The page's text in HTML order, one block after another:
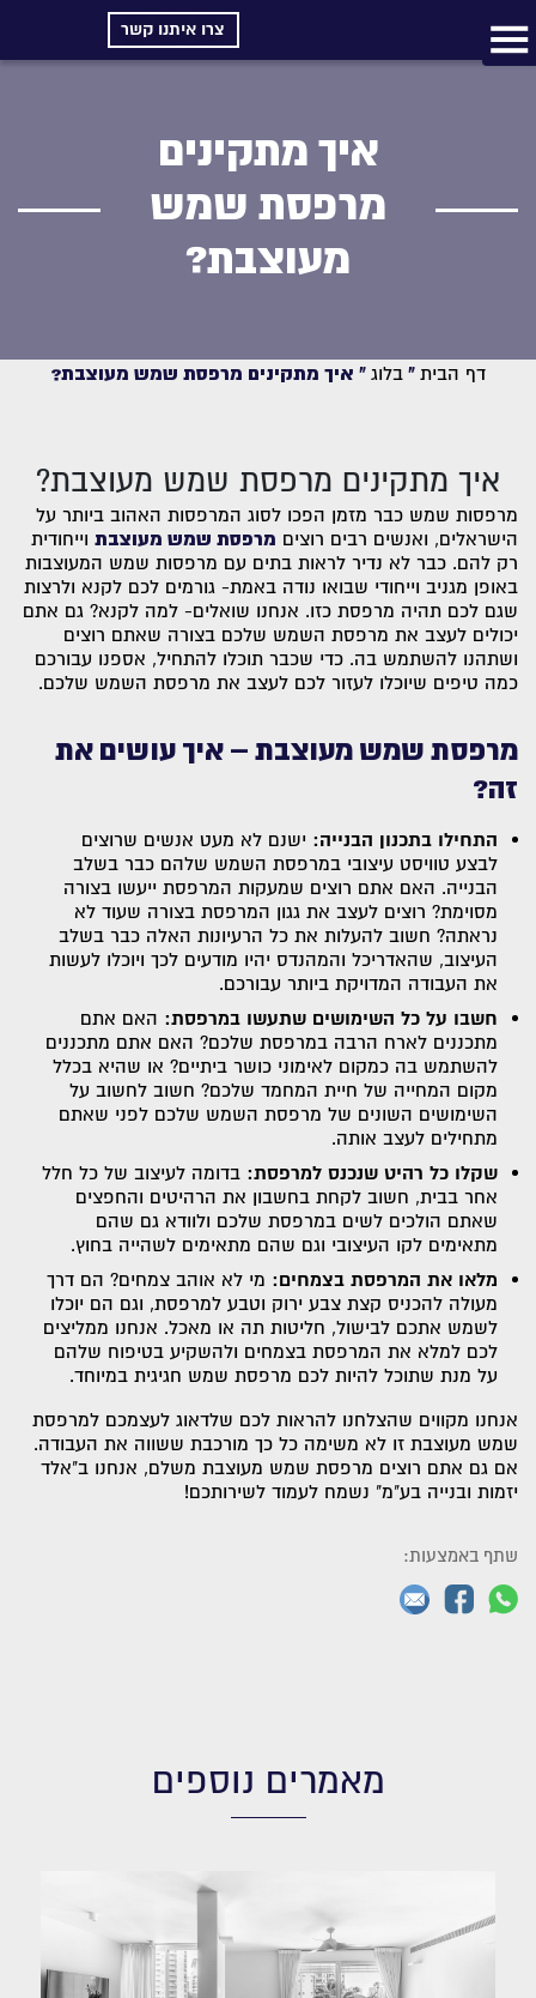
צרו איתנו קשר
איך מתקינים
מרפסת שמש
מעוצבת?
דף הבית »בלוג » איך מתקינים מרפסת שמש מעוצבת?
איך מתקינים מרפסת שמש מעוצבת?
מרפסות שמש כבר מזמן הפכו לסוג המרפסות האהוב ביותר על
הישראלים, ואנשים רבים רוצים מרפסת שמש מעוצבת וייחודית
רק להם. כבר לא נדיר לראות בתים עם מרפסות שמש המעוצבות
באופן מגניב וייחודי שבואו נודה באמת- גורמים לכם לקנא ולרצות
שגם לכם תהיה מרפסת כזו. אנחנו שואלים- למה לקנא? גם אתם
יכולים לעצב את מרפסת השמש שלכם בצורה שאתם רוצים
ושתהנו להשתמש בה. כדי שכבר תוכלו להתחיל, אספנו עבורכם
כמה טיפים שיוכלו לעזור לכם לעצב את מרפסת השמש שלכם.
מרפסת שמש מעוצבת – איך עושים את
זה?
התחילו בתכנון הבנייה: ישנם לא מעט אנשים שרוצים
לבצע טוויסט עיצובי במרפסת השמש שלהם כבר בשלב
הבנייה. האם אתם רוצים שמעקות המרפסת ייעשו בצורה
מסוימת? רוצים לעצב את גגון המרפסת בצורה שעוד לא
נראתה? חשוב להעלות את כל הרעיונות האלה כבר בשלב
העיצוב, שהאדריכל והמהנדס יהיו מודעים לכך ויוכלו לעשות
את העבודה המדויקת ביותר עבורכם.
חשבו על כל השימושים שתעשו במרפסת: האם אתם
מתכננים לארח הרבה במרפסת שלכם? האם אתם מתכננים
להשתמש בה כמקום לאימוני כושר ביתיים? או שהיא בכלל
מקום המחייה של חיית המחמד שלכם? חשוב לחשוב על
השימושים השונים של מרפסת השמש שלכם לפני שאתם
מתחילים לעצב אותה.
שקלו כל רהיט שנכנס למרפסת: בדומה לעיצוב של כל חלל
אחר בבית, חשוב לקחת בחשבון את הרהיטים והחפצים
שאתם הולכים לשים במרפסת שלכם ולוודא גם שהם
מתאימים לקו העיצובי וגם שהם מתאימים לשהייה בחוץ.
מלאו את המרפסת בצמחים: מי לא אוהב צמחים? הם דרך
מעולה להכניס קצת צבע ירוק וטבע למרפסת, וגם הם יוכלו
לשמש אתכם לבישול, חליטות תה או מאכל. אנחנו ממליצים
לכם למלא את המרפסת בצמחים ולהשקיע בטיפוח שלהם
על מנת שתוכל להיות לכם מרפסת שמש חגיגית במיוחד.
אנחנו מקווים שהצלחנו להראות לכם שלדאוג לעצמכם למרפסת
שמש מעוצבת זו לא משימה כל כך מורכבת ששווה את העבודה.
אם גם אתם רוצים מרפסת שמש מעוצבת משלם, אנחנו ב"אלד
יזמות ובנייה בע"מ" נשמח לעמוד לשירותכם!
שתף באמצעות:
מאמרים נוספים